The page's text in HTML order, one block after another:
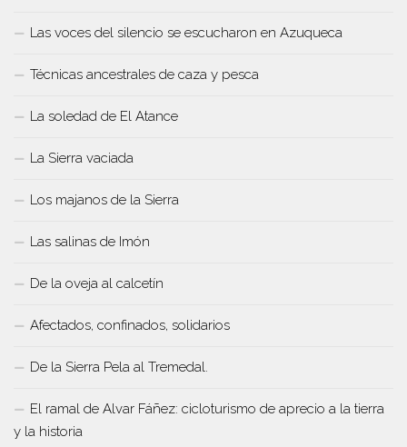
Las voces del silencio se escucharon en Azuqueca
Técnicas ancestrales de caza y pesca
La soledad de El Atance
La Sierra vaciada
Los majanos de la Sierra
Las salinas de Imón
De la oveja al calcetín
Afectados, confinados, solidarios
De la Sierra Pela al Tremedal.
El ramal de Alvar Fáñez: cicloturismo de aprecio a la tierra
y la historia